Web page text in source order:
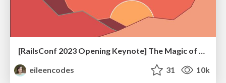
[RailsConf 2023 Opening Keynote] The Magic of Rails
eileencodes
31 10k